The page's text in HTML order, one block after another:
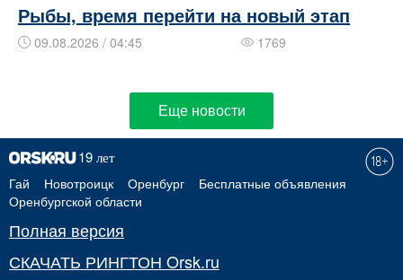
Рыбы, время перейти на новый этап
09.08.2026 / 04:45 1769
Еще новости
Гай Новотроицк Оренбург
Бесплатные объявления
Оренбургской области
Полная версия
СКАЧАТЬ РИНГТОН Orsk.ru